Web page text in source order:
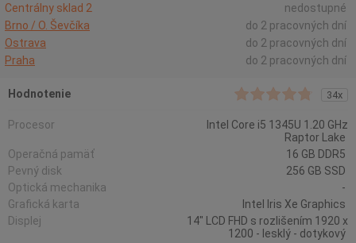
Centrálny sklad 2
nedostupné
Brno / O. Ševčíka
do 2 pracovných dní
Ostrava
do 2 pracovných dní
Praha
do 2 pracovných dní
Hodnotenie 34x
Procesor
Intel Core i5 1345U 1.20 GHz
Raptor Lake
Operačná pamäť
16 GB DDR5
Pevný disk
256 GB SSD
Optická mechanika
-
Grafická karta
Intel Iris Xe Graphics
Displej
14" LCD FHD s rozlišením 1920 x
1200 - lesklý - dotykový